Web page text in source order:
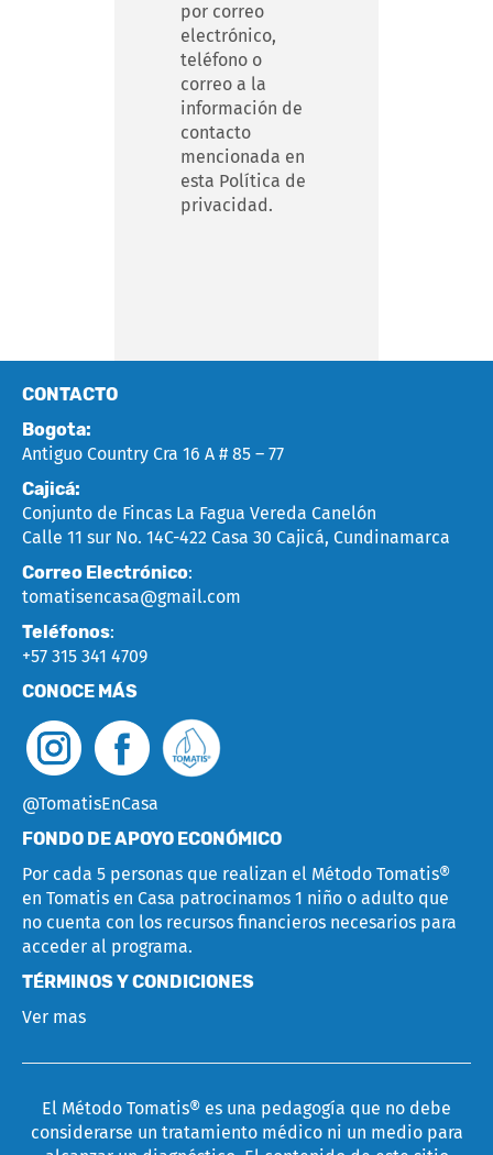
por correo
electrónico,
teléfono o
correo a la
información de
contacto
mencionada en
esta Política de
privacidad.
CONTACTO
Bogota:
Antiguo Country Cra 16 A # 85 – 77
Cajicá:
Conjunto de Fincas La Fagua Vereda Canelón
Calle 11 sur No. 14C-422 Casa 30 Cajicá, Cundinamarca
Correo Electrónico:
tomatisencasa@gmail.com
Teléfonos:
+57 315 341 4709
CONOCE MÁS
@TomatisEnCasa
FONDO DE APOYO ECONÓMICO
Por cada 5 personas que realizan el Método Tomatis®
en Tomatis en Casa patrocinamos 1 niño o adulto que
no cuenta con los recursos financieros necesarios para
acceder al programa.
TÉRMINOS Y CONDICIONES
Ver mas
El Método Tomatis® es una pedagogía que no debe
considerarse un tratamiento médico ni un medio para